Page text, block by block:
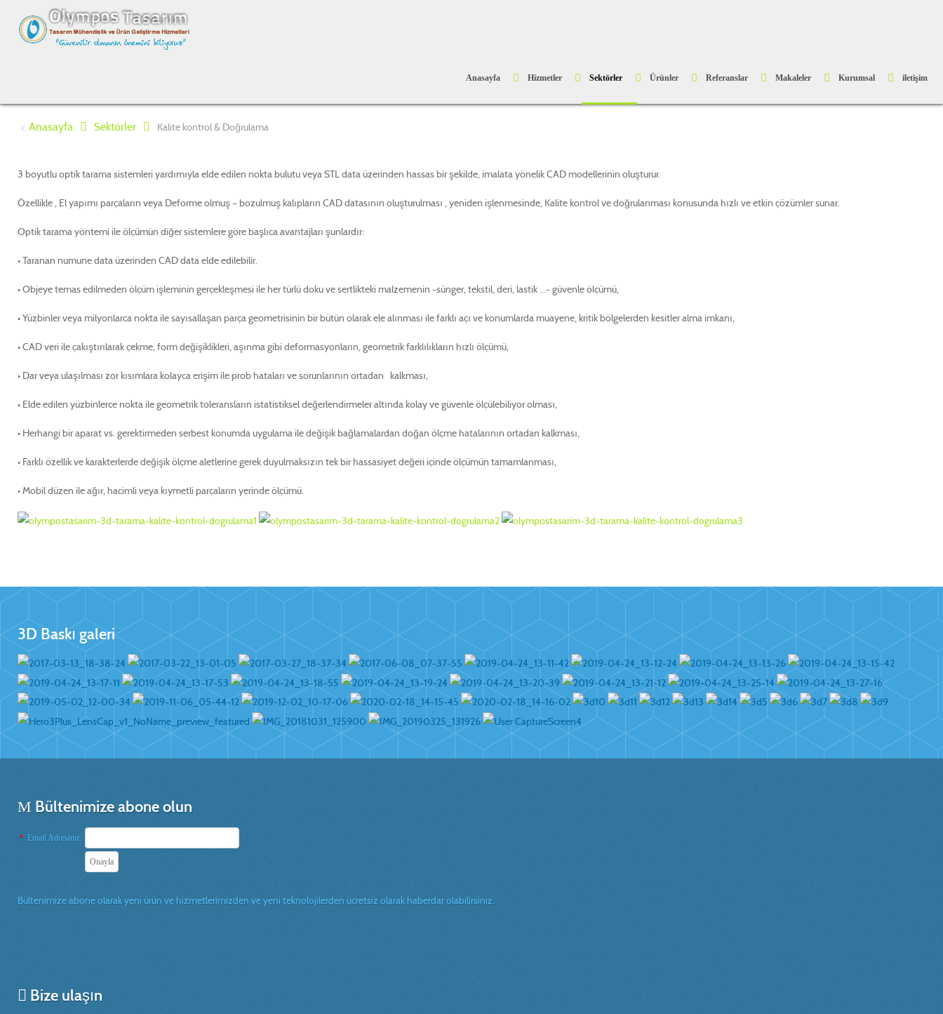
Anasayfa Hizmetler Sektörler Ürünler Referanslar Makaleler Kurumsal iletişim
Anasayfa Sektörler Kalite kontrol & Doğrulama
3 boyutlu optik tarama sistemleri yardımıyla elde edilen nokta bulutu veya STL data üzerinden hassas bir şekilde, imalata yönelik CAD modellerinin oluşturur.
Özellikle , El yapımı parçaların veya Deforme olmuş – bozulmuş kalıpların CAD datasının oluşturulması , yeniden işlenmesinde, Kalite kontrol ve doğrulanması konusunda hızlı ve etkin çözümler sunar.
Optik tarama yöntemi ile ölçümün diğer sistemlere göre başlıca avantajları şunlardır:
• Taranan numune data üzerinden CAD data elde edilebilir.
• Objeye temas edilmeden ölçüm işleminin gerçekleşmesi ile her türlü doku ve sertlikteki malzemenin -sünger, tekstil, deri, lastik …- güvenle ölçümü,
• Yüzbinler veya milyonlarca nokta ile sayısallaşan parça geometrisinin bir bütün olarak ele alınması ile farklı açı ve konumlarda muayene, kritik bölgelerden kesitler alma imkanı,
• CAD veri ile çakıştırılarak çekme, form değişiklikleri, aşınma gibi deformasyonların, geometrik farklılıkların hızlı ölçümü,
• Dar veya ulaşılması zor kısımlara kolayca erişim ile prob hataları ve sorunlarının ortadan kalkması,
• Elde edilen yüzbinlerce nokta ile geometrik toleransların istatistiksel değerlendirmeler altında kolay ve güvenle ölçülebiliyor olması,
• Herhangi bir aparat vs. gerektirmeden serbest konumda uygulama ile değişik bağlamalardan doğan ölçme hatalarının ortadan kalkması,
• Farklı özellik ve karakterlerde değişik ölçme aletlerine gerek duyulmaksızın tek bir hassasiyet değeri içinde ölçümün tamamlanması,
• Mobil düzen ile ağır, hacimli veya kıymetli parçaların yerinde ölçümü.
3D Baskı galeri
Bültenimize abone olun
* Email Adresiniz:
Bültenimize abone olarak yeni ürün ve hizmetlerimizden ve yeni teknolojilerden ücretsiz olarak haberdar olabilirsiniz.
Bize ulaşın